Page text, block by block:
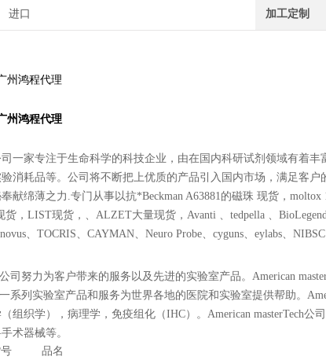
进口 加工定制
州鸿程代理
州鸿程代理
一家专注于生命科学的科技企业，由在国内科研试剂领域有着
消耗品等。公司将不断把上优质的产品引入国内市场，满足客
献绵薄之力.专门从事以抗*Beckman A63881的磁珠 现货，moltox
货，LIST现货，、ALZET大量现货，Avanti 、tedpella 、BioLegend
、TOCRIS、CAYMAN、Neuro Probe、cyguns、eylabs、
公司努力为客户带来的服务以及先进的实验室产品。American
一系列实验室产品和服务为世界各地的医院和实验室提供帮助。
组织学），病理学，免疫组化（IHC）。American masterTech公
术器械等。
品名